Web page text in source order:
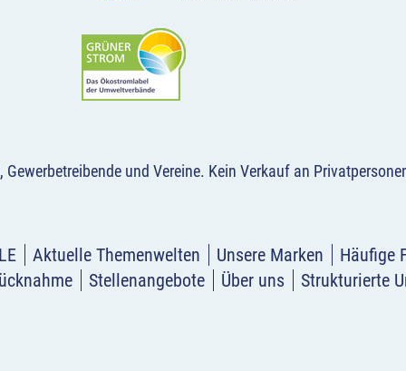
und Vereine. Kein Verkauf an
Aktuelle Themenwelten Unsere Marken Häufige
Stellenangebote Über uns Strukturierte